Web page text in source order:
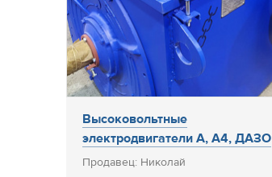
Высоковольтные
электродвигатели А, А4, ДАЗО
Продавец: Николай